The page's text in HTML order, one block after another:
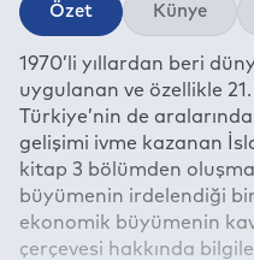
Özet Künye
1970’li yıllardan beri
uygulanan ve özellikle
Türkiye’nin de
gelişimi ivme kazanan
kitap 3 bölümden
büyümenin irdelendiği
ekonomik büyümenin
çerçevesi hakkında